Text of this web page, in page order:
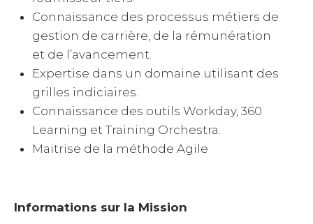
Connaissance des processus métiers de
gestion de carrière, de la rémunération
et de l’avancement.
Expertise dans un domaine utilisant des
grilles indiciaires.
Connaissance des outils Workday, 360
Learning et Training Orchestra.
Maitrise de la méthode Agile
Informations sur la Mission